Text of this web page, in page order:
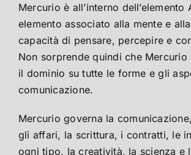
Mercurio è all’interno dell’elemento
elemento associato alla mente e
capacità di pensare, percepire e
Non sorprende quindi che Mercurio
il dominio su tutte le forme e gli
comunicazione.
Mercurio governa la
gli affari, la scrittura, i contratti, le
ogni tipo, la creatività, la scienza e